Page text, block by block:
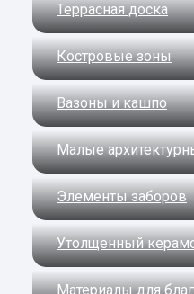
Террасная доска
Костровые зоны
Вазоны и кашпо
Малые
Элементы заборов
Утолщенный
Материалы для